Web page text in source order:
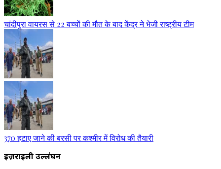
चांदीपुरा वायरस से 22 बच्चों की मौत के बाद केंद्र ने भेजी राष्ट्रीय टीम
370 हटाए जाने की बरसी पर कश्मीर में विरोध की तैयारी
इज़राइली उल्लंघन